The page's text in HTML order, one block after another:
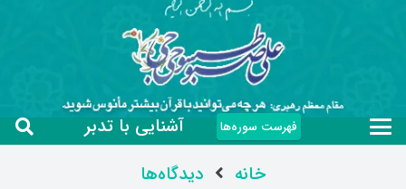
فهرست سوره‌ها
آشنایی با تدبر
خانه
دیدگاه‌ها